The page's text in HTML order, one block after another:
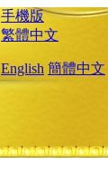
手機版
繁體中文
English 簡體中文